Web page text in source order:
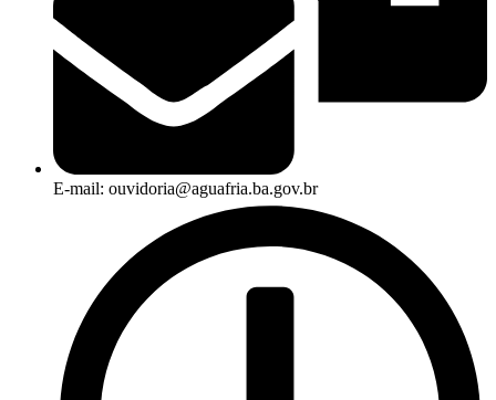
E-mail: ouvidoria@aguafria.ba.gov.br